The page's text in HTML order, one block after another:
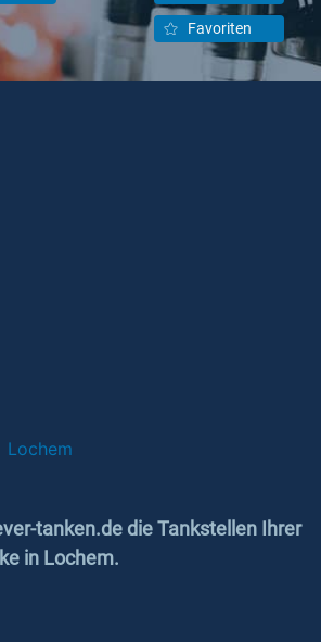
Favoriten
Lochem
tanken.de die Tankstellen Ihrer
in Lochem.